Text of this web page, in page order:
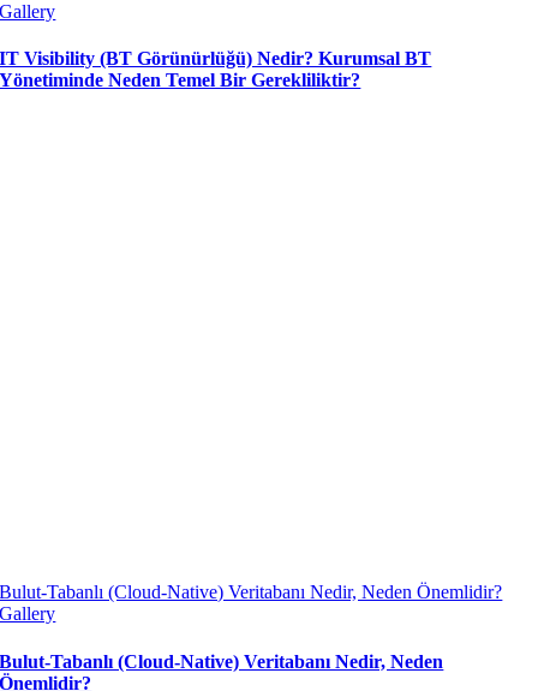
Gallery
IT Visibility (BT Görünürlüğü) Nedir? Kurumsal BT
Yönetiminde Neden Temel Bir Gerekliliktir?
Bulut-Tabanlı (Cloud-Native) Veritabanı Nedir, Neden Önemlidir?
Gallery
Bulut-Tabanlı (Cloud-Native) Veritabanı Nedir, Neden
Önemlidir?